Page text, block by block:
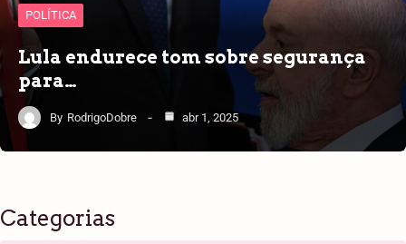
POLÍTICA
Lula endurece tom sobre segurança
para…
By RodrigoDobre abr 1, 2025
Categorias